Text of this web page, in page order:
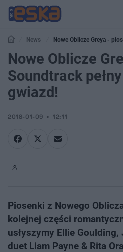
News
Nowe Oblicze Greya -
gwiazd!
Nowe Oblicze
Soundtrack
gwiazd!
2018-01-09 12:11
Piosenki z Nowego
kolejnej części
usłyszymy Ellie
duet Liam Payne & Rita